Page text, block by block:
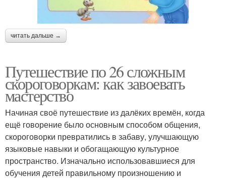
читать дальше →
Путешествие по 26 сложным
скороговоркам: как завоевать
мастерство
Начиная своё путешествие из далёких времён, когда
ещё говорение было основным способом общения,
скороговорки превратились в забаву, улучшающую
языковые навыки и обогащающую культурное
пространство. Изначально использовавшиеся для
обучения детей правильному произношению и